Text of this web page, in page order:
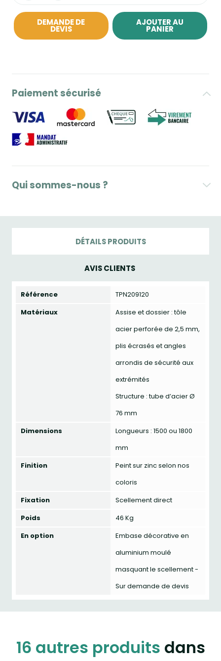
DEMANDE DE
DEVIS
AJOUTER AU
PANIER
Paiement sécurisé
Qui sommes-nous ?
DÉTAILS PRODUITS
AVIS CLIENTS
Référence
TPN209120
Matériaux
Assise et dossier : tôle
acier perforée de 2,5 mm,
plis écrasés et angles
arrondis de sécurité aux
extrémités
Structure : tube d’acier Ø
76 mm
Dimensions
Longueurs : 1500 ou 1800
mm
Finition
Peint sur zinc selon nos
coloris
Fixation
Scellement direct
Poids
46 Kg
En option
Embase décorative en
aluminium moulé
masquant le scellement -
Sur demande de devis
16 autres produits dans